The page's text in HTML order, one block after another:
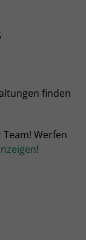
finden
Werfen
!